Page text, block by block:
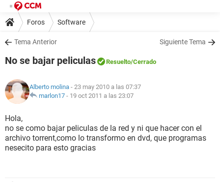
Foros Software
Tema Anterior Siguiente Tema
No se bajar peliculas Resuelto/Cerrado
Alberto molina - 23 may 2010 a las 07:37
marlon17 - 19 oct 2011 a las 23:07
Hola,
no se como bajar peliculas de la red y ni que hacer con el
archivo torrent,como lo transformo en dvd, que programas
nesecito para esto gracias